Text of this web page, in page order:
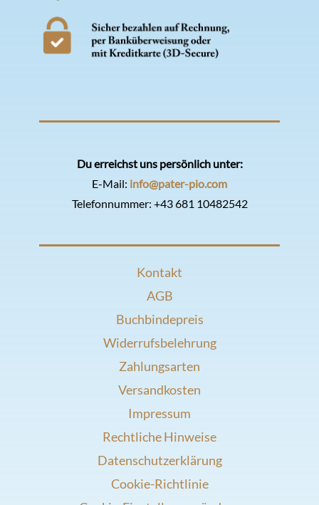
Du erreichst uns persönlich unter:
E-Mail: info@pater-pio.com
Telefonnummer: +43 681 10482542
Kontakt
AGB
Buchbindepreis
Widerrufsbelehrung
Zahlungsarten
Versandkosten
Impressum
Rechtliche Hinweise
Datenschutzerklärung
Cookie-Richtlinie